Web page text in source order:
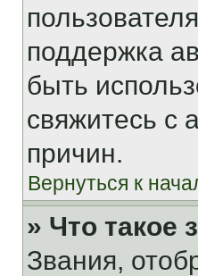
поддержка
быть
свяжитесь с
причин.
Вернуться к
» Что такое
Звания,